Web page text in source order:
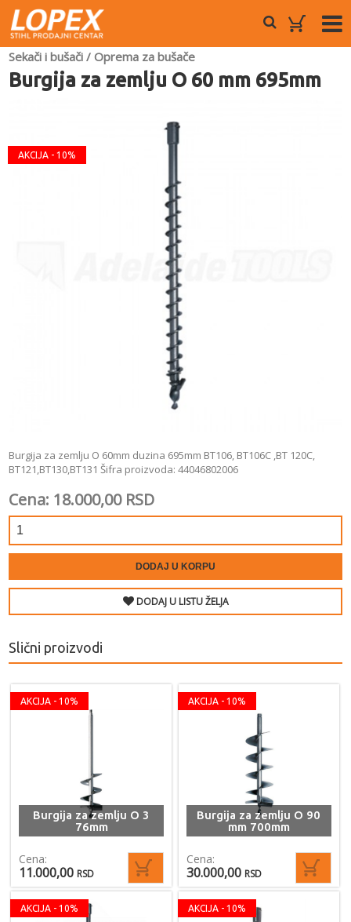
Sekači i bušači /Oprema za bušače
Burgija za zemlju O 60 mm 695mm
AKCIJA - 10%
Burgija za zemlju O 60mm duzina 695mm BT106, BT106C ,BT 120C,
BT121,BT130,BT131 Šifra proizvoda: 44046802006
Cena: 18.000,00 RSD
DODAJ U KORPU
DODAJ U LISTU ŽELJA
Slični proizvodi
AKCIJA - 10%
Burgija za zemlju O 3
76mm
Cena:
11.000,00 RSD
AKCIJA - 10%
Burgija za zemlju O 90
mm 700mm
Cena:
30.000,00 RSD
AKCIJA - 10% AKCIJA - 10%